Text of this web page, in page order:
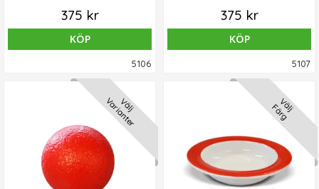
375 kr
KÖP
5106
375 kr
KÖP
5107
Välj
Varianter Välj
Färg